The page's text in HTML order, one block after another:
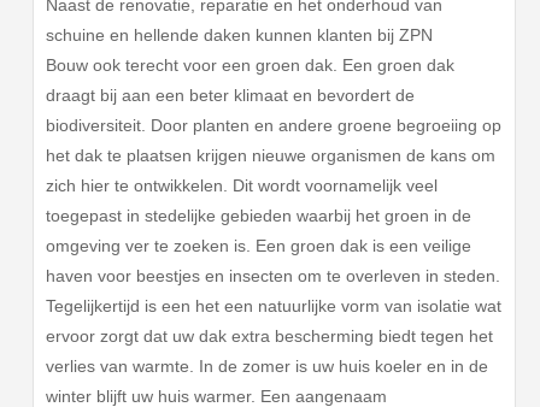
Naast de renovatie, reparatie en het onderhoud van
schuine en hellende daken kunnen klanten bij ZPN
Bouw ook terecht voor een groen dak. Een groen dak
draagt bij aan een beter klimaat en bevordert de
biodiversiteit. Door planten en andere groene begroeiing op
het dak te plaatsen krijgen nieuwe organismen de kans om
zich hier te ontwikkelen. Dit wordt voornamelijk veel
toegepast in stedelijke gebieden waarbij het groen in de
omgeving ver te zoeken is. Een groen dak is een veilige
haven voor beestjes en insecten om te overleven in steden.
Tegelijkertijd is een het een natuurlijke vorm van isolatie wat
ervoor zorgt dat uw dak extra bescherming biedt tegen het
verlies van warmte. In de zomer is uw huis koeler en in de
winter blijft uw huis warmer. Een aangenaam